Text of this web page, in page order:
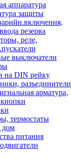
аппаратура
защиты
резерва
реле,
выключатели
на DIN рейку
разъединители
арматура,
термостаты
питания